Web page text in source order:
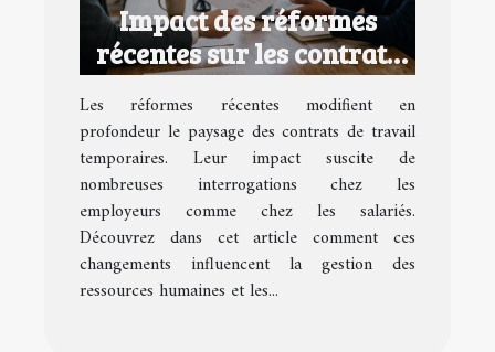
Impact des réformes
récentes sur les contrats
de travail temporaires
Les réformes récentes modifient en
profondeur le paysage des contrats de travail
temporaires. Leur impact suscite de
nombreuses interrogations chez les
employeurs comme chez les salariés.
Découvrez dans cet article comment ces
changements influencent la gestion des
ressources humaines et les...